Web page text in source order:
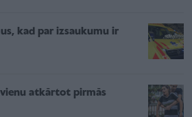
kad par izsaukumu ir
atkārtot pirmās